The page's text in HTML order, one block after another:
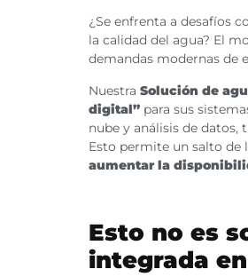
¿Se enfrenta a desafíos
la calidad del agua? El
demandas modernas de
Nuestra Solución de
digital” para sus
nube y análisis de datos,
Esto permite un salto de
aumentar la
Esto no es
integrada